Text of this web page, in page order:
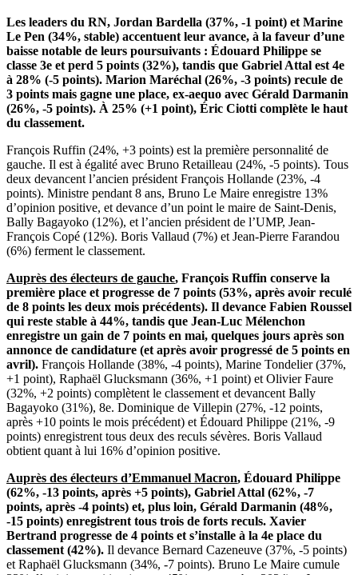
Les leaders du RN, Jordan Bardella (37%, -1 point) et Marine
Le Pen (34%, stable) accentuent leur avance, à la faveur d’une
baisse notable de leurs poursuivants : Édouard Philippe se
classe 3e et perd 5 points (32%), tandis que Gabriel Attal est 4e
à 28% (-5 points). Marion Maréchal (26%, -3 points) recule de
3 points mais gagne une place, ex-aequo avec Gérald Darmanin
(26%, -5 points). À 25% (+1 point), Éric Ciotti complète le haut
du classement.
François Ruffin (24%, +3 points) est la première personnalité de
gauche. Il est à égalité avec Bruno Retailleau (24%, -5 points). Tous
deux devancent l’ancien président François Hollande (23%, -4
points). Ministre pendant 8 ans, Bruno Le Maire enregistre 13%
d’opinion positive, et devance d’un point le maire de Saint-Denis,
Bally Bagayoko (12%), et l’ancien président de l’UMP, Jean-
François Copé (12%). Boris Vallaud (7%) et Jean-Pierre Farandou
(6%) ferment le classement.
Auprès des électeurs de gauche, François Ruffin conserve la
première place et progresse de 7 points (53%, après avoir reculé
de 8 points les deux mois précédents). Il devance Fabien Roussel
qui reste stable à 44%, tandis que Jean-Luc Mélenchon
enregistre un gain de 7 points en mai, quelques jours après son
annonce de candidature (et après avoir progressé de 5 points en
avril). François Hollande (38%, -4 points), Marine Tondelier (37%,
+1 point), Raphaël Glucksmann (36%, +1 point) et Olivier Faure
(32%, +2 points) complètent le classement et devancent Bally
Bagayoko (31%), 8e. Dominique de Villepin (27%, -12 points,
après +10 points le mois précédent) et Édouard Philippe (21%, -9
points) enregistrent tous deux des reculs sévères. Boris Vallaud
obtient quant à lui 16% d’opinion positive.
Auprès des électeurs d’Emmanuel Macron, Édouard Philippe
(62%, -13 points, après +5 points), Gabriel Attal (62%, -7
points, après -4 points) et, plus loin, Gérald Darmanin (48%,
-15 points) enregistrent tous trois de forts reculs. Xavier
Bertrand progresse de 4 points et s’installe à la 4e place du
classement (42%). Il devance Bernard Cazeneuve (37%, -5 points)
et Raphaël Glucksmann (34%, -7 points). Bruno Le Maire cumule